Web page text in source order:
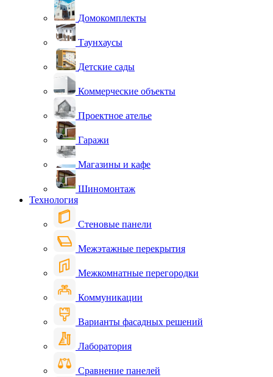
Домокомплекты
Таунхаусы
Детские сады
Коммерческие объекты
Проектное ателье
Гаражи
Магазины и кафе
Шиномонтаж
Технология
Стеновые панели
Межэтажные перекрытия
Межкомнатные перегородки
Коммуникации
Варианты фасадных решений
Лаборатория
Сравнение панелей